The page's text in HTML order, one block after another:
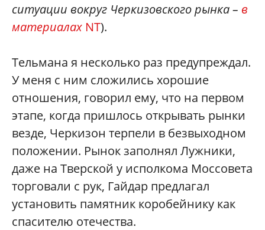
ситуации вокруг Черкизовского рынка – в
материалах NT).
Тельмана я несколько раз предупреждал.
У меня с ним сложились хорошие
отношения, говорил ему, что на первом
этапе, когда пришлось открывать рынки
везде, Черкизон терпели в безвыходном
положении. Рынок заполнял Лужники,
даже на Тверской у исполкома Моссовета
торговали с рук, Гайдар предлагал
установить памятник коробейнику как
спасителю отечества.